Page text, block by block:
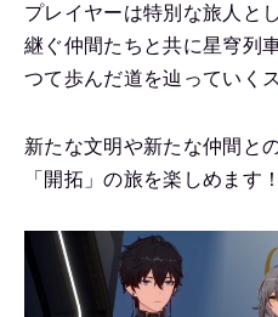
プレイヤーは特別な旅人と
継ぐ仲間たちと共に星穹列
つて歩んだ道を辿っていく
新たな文明や新たな仲間と
「開拓」の旅を楽しめます！